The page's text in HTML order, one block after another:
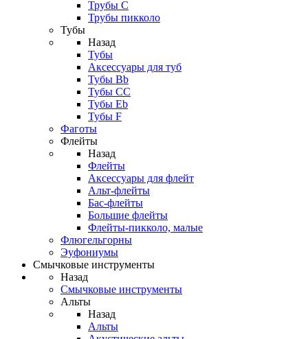
Трубы C
Трубы пикколо
Тубы
Назад
Тубы
Аксессуары для туб
Тубы Bb
Тубы CC
Тубы Eb
Тубы F
Фаготы
Флейты
Назад
Флейты
Аксессуары для флейт
Альт-флейты
Бас-флейты
Большие флейты
Флейты-пикколо, малые
Флюгельгорны
Эуфониумы
Смычковые инструменты
Назад
Смычковые инструменты
Альты
Назад
Альты